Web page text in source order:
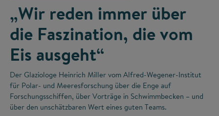
„Wir reden immer über
die Faszination, die vom
Eis ausgeht“
Der Glaziologe Heinrich Miller vom Alfred-Wegener-Institut
für Polar- und Meeresforschung über die Enge auf
Forschungsschiffen, über Vorträge in Schwimmbecken – und
über den unschätzbaren Wert eines guten Teams.